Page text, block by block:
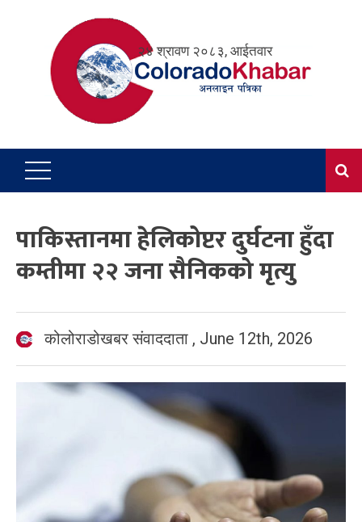
२४ श्रावण २०८३, आईतवार
पाकिस्तानमा हेलिकोप्टर दुर्घटना हुँदा
कम्तीमा २२ जना सैनिकको मृत्यु
कोलोराडोखबर संवाददाता , June 12th, 2026